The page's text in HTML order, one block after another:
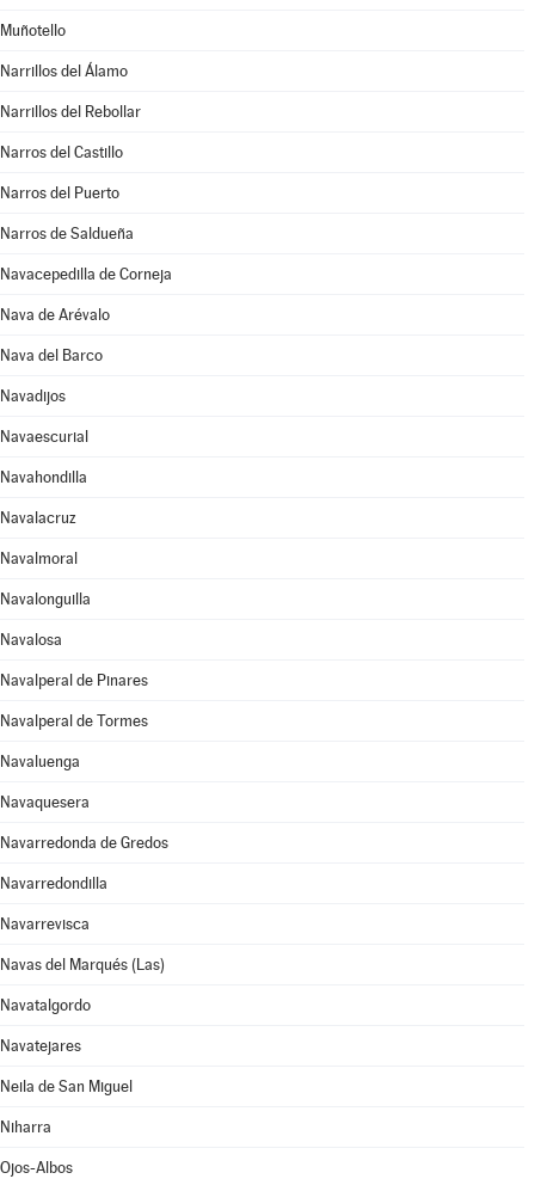
Muñotello
Narrillos del Álamo
Narrillos del Rebollar
Narros del Castillo
Narros del Puerto
Narros de Saldueña
Navacepedilla de Corneja
Nava de Arévalo
Nava del Barco
Navadijos
Navaescurial
Navahondilla
Navalacruz
Navalmoral
Navalonguilla
Navalosa
Navalperal de Pinares
Navalperal de Tormes
Navaluenga
Navaquesera
Navarredonda de Gredos
Navarredondilla
Navarrevisca
Navas del Marqués (Las)
Navatalgordo
Navatejares
Neila de San Miguel
Niharra
Ojos-Albos